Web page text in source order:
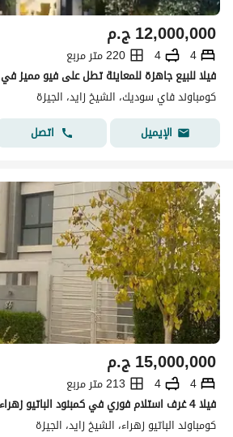
ج.م12,000,000
4
4
220 متر مربع
فيلا للبيع جاهزة للمعاينة تطل على فيو مميز في Vye الشيخ زايد
كومباوند فاي سوديك، الشيخ زايد، الجيزة
الإيميل
اتصل
ج.م15,000,000
4
4
213 متر مربع
فيلا 4 غرف استلام فوري في كمبنود الباتيو زهراء
كومباوند الباتيو زهراء، الشيخ زايد، الجيزة